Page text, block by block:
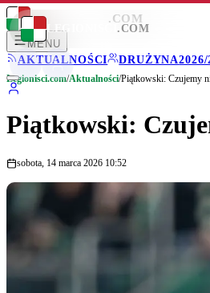
LEGIONISCI .COM
MENU
AKTUALNOŚCI
DRUŻYNA2026/
LEGIONISCI .COM
Legionisci.com/Aktualności/Piątkowski: Czujemy
Piątkowski:
sobota, 14 marca 2026 10:52